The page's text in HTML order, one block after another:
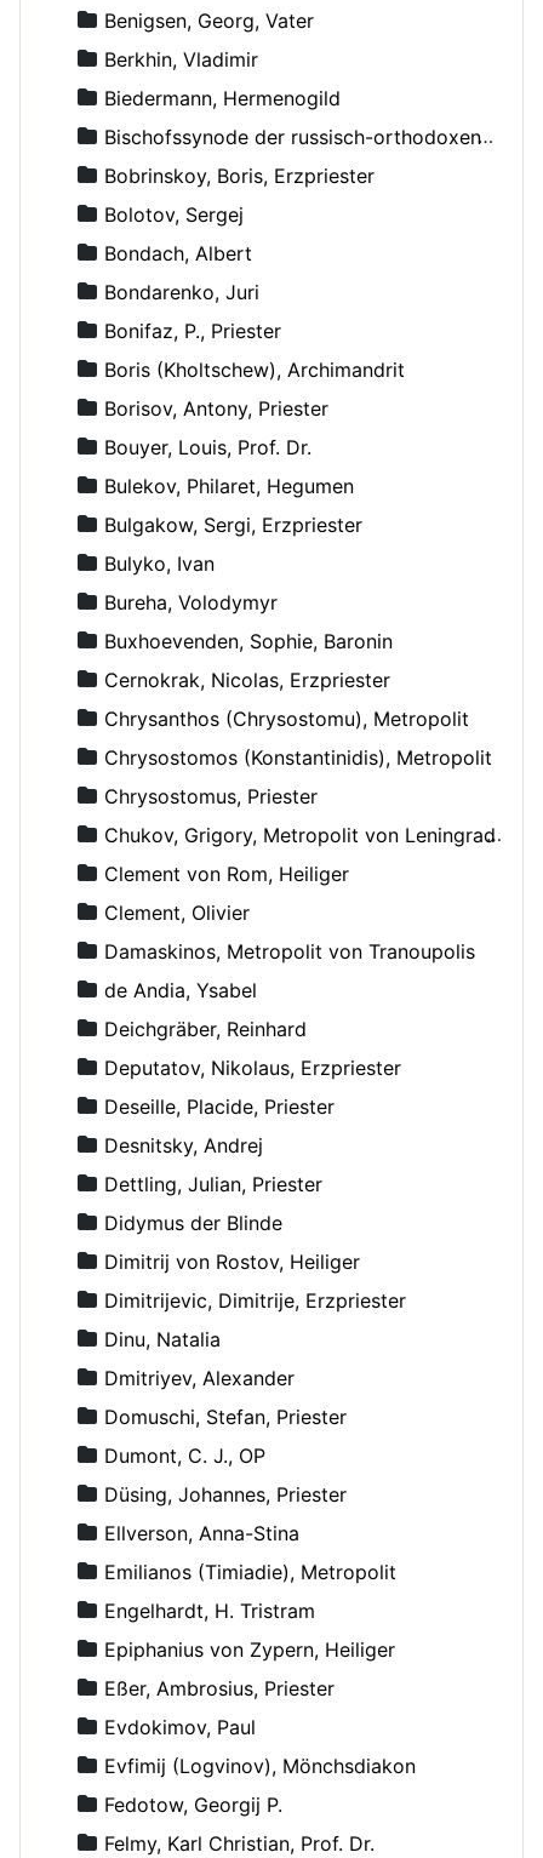
Benigsen, Georg, Vater
Berkhin, Vladimir
Biedermann, Hermenogild
Bischofssynode der russisch-orthodoxen Kirche
Bobrinskoy, Boris, Erzpriester
Bolotov, Sergej
Bondach, Albert
Bondarenko, Juri
Bonifaz, P., Priester
Boris (Kholtschew), Archimandrit
Borisov, Antony, Priester
Bouyer, Louis, Prof. Dr.
Bulekov, Philaret, Hegumen
Bulgakow, Sergi, Erzpriester
Bulyko, Ivan
Bureha, Volodymyr
Buxhoevenden, Sophie, Baronin
Cernokrak, Nicolas, Erzpriester
Chrysanthos (Chrysostomu), Metropolit
Chrysostomos (Konstantinidis), Metropolit
Chrysostomus, Priester
Chukov, Grigory, Metropolit von Leningrad und Novgorod
Clement von Rom, Heiliger
Clement, Olivier
Damaskinos, Metropolit von Tranoupolis
de Andia, Ysabel
Deichgräber, Reinhard
Deputatov, Nikolaus, Erzpriester
Deseille, Placide, Priester
Desnitsky, Andrej
Dettling, Julian, Priester
Didymus der Blinde
Dimitrij von Rostov, Heiliger
Dimitrijevic, Dimitrije, Erzpriester
Dinu, Natalia
Dmitriyev, Alexander
Domuschi, Stefan, Priester
Dumont, C. J., OP
Düsing, Johannes, Priester
Ellverson, Anna-Stina
Emilianos (Timiadie), Metropolit
Engelhardt, H. Tristram
Epiphanius von Zypern, Heiliger
Eßer, Ambrosius, Priester
Evdokimov, Paul
Evfimij (Logvinov), Mönchsdiakon
Fedotow, Georgij P.
Felmy, Karl Christian, Prof. Dr.